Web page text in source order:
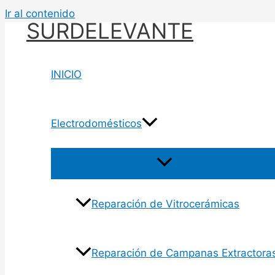
Ir al contenido
SURDELEVANTE
INICIO
Electrodomésticos
Reparación de Vitrocerámicas
Reparación de Campanas